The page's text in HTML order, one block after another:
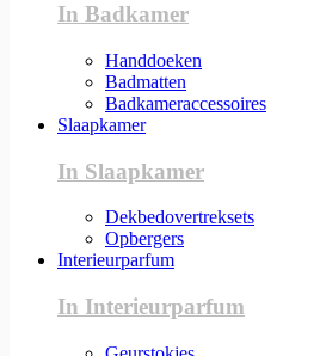
In Badkamer
Handdoeken
Badmatten
Badkameraccessoires
Slaapkamer
In Slaapkamer
Dekbedovertreksets
Opbergers
Interieurparfum
In Interieurparfum